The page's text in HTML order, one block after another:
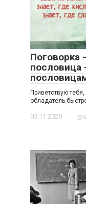
Поговорка
пословица
Приветствую
обладатель
05.11.2020